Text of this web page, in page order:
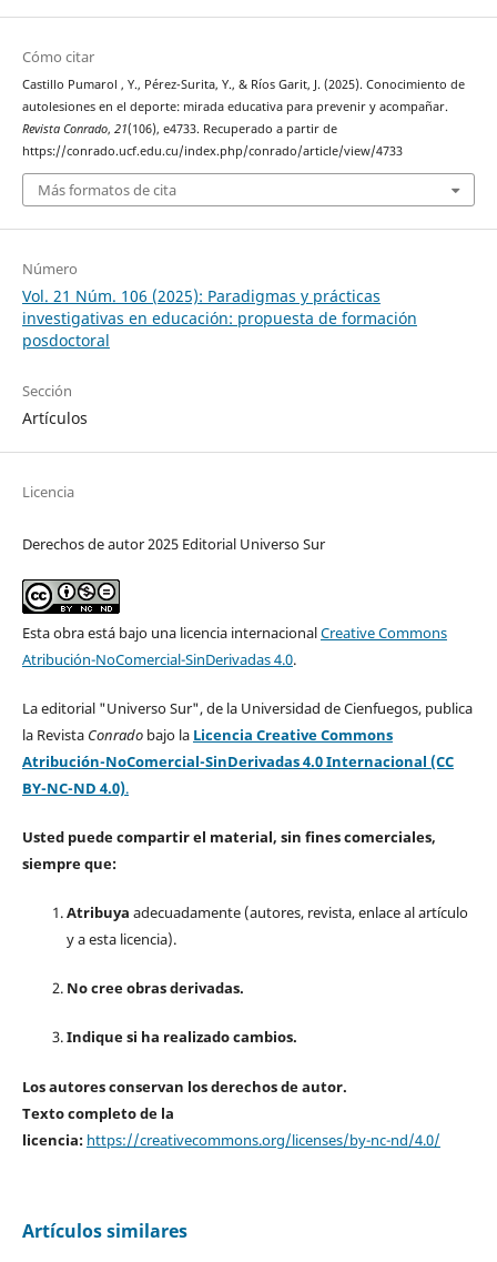
Cómo citar
Castillo Pumarol , Y., Pérez-Surita, Y., & Ríos Garit, J. (2025). Conocimiento de
autolesiones en el deporte: mirada educativa para prevenir y acompañar.
Revista Conrado, 21(106), e4733. Recuperado a partir de
https://conrado.ucf.edu.cu/index.php/conrado/article/view/4733
Más formatos de cita
Número
Vol. 21 Núm. 106 (2025): Paradigmas y prácticas
investigativas en educación: propuesta de formación
posdoctoral
Sección
Artículos
Licencia
Derechos de autor 2025 Editorial Universo Sur
Esta obra está bajo una licencia internacionalCreative Commons
Atribución-NoComercial-SinDerivadas 4.0.
La editorial "Universo Sur", de la Universidad de Cienfuegos, publica
la Revista Conradobajo la Licencia Creative Commons
Atribución-NoComercial-SinDerivadas 4.0 Internacional (CC
BY-NC-ND 4.0).
Usted puede compartir el material, sin fines comerciales,
siempre que:
Atribuya adecuadamente (autores, revista, enlace al artículo
y a esta licencia).
No cree obras derivadas.
Indique si ha realizado cambios.
Los autores conservan los derechos de autor.
Texto completo de la
licencia: https://creativecommons.org/licenses/by-nc-nd/4.0/
Artículos similares